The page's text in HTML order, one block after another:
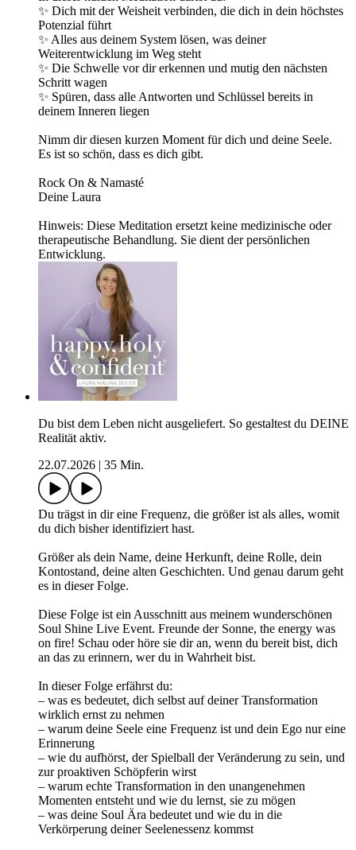
✨ Dich mit der Weisheit verbinden, die dich in dein höchstes
Potenzial führt
✨ Alles aus deinem System lösen, was deiner
Weiterentwicklung im Weg steht
✨ Die Schwelle vor dir erkennen und mutig den nächsten
Schritt wagen
✨ Spüren, dass alle Antworten und Schlüssel bereits in
deinem Inneren liegen
Nimm dir diesen kurzen Moment für dich und deine Seele.
Es ist so schön, dass es dich gibt.
Rock On & Namasté
Deine Laura
Hinweis: Diese Meditation ersetzt keine medizinische oder
therapeutische Behandlung. Sie dient der persönlichen
Entwicklung.
Du bist dem Leben nicht ausgeliefert. So gestaltest du DEINE
Realität aktiv.
22.07.2026
35 Min.
Du trägst in dir eine Frequenz, die größer ist als alles, womit
du dich bisher identifiziert hast.
Größer als dein Name, deine Herkunft, deine Rolle, dein
Kontostand, deine alten Geschichten. Und genau darum geht
es in dieser Folge.
Diese Folge ist ein Ausschnitt aus meinem wunderschönen
Soul Shine Live Event. Freunde der Sonne, the energy was
on fire! Schau oder höre sie dir an, wenn du bereit bist, dich
an das zu erinnern, wer du in Wahrheit bist.
In dieser Folge erfährst du:
– was es bedeutet, dich selbst auf deiner Transformation
wirklich ernst zu nehmen
– warum deine Seele eine Frequenz ist und dein Ego nur eine
Erinnerung
– wie du aufhörst, der Spielball der Veränderung zu sein, und
zur proaktiven Schöpferin wirst
– warum echte Transformation in den unangenehmen
Momenten entsteht und wie du lernst, sie zu mögen
– was deine Soul Ära bedeutet und wie du in die
Verkörperung deiner Seelenessenz kommst